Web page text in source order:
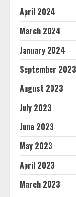
April 2024
March 2024
January 2024
September 2023
August 2023
July 2023
June 2023
May 2023
April 2023
March 2023